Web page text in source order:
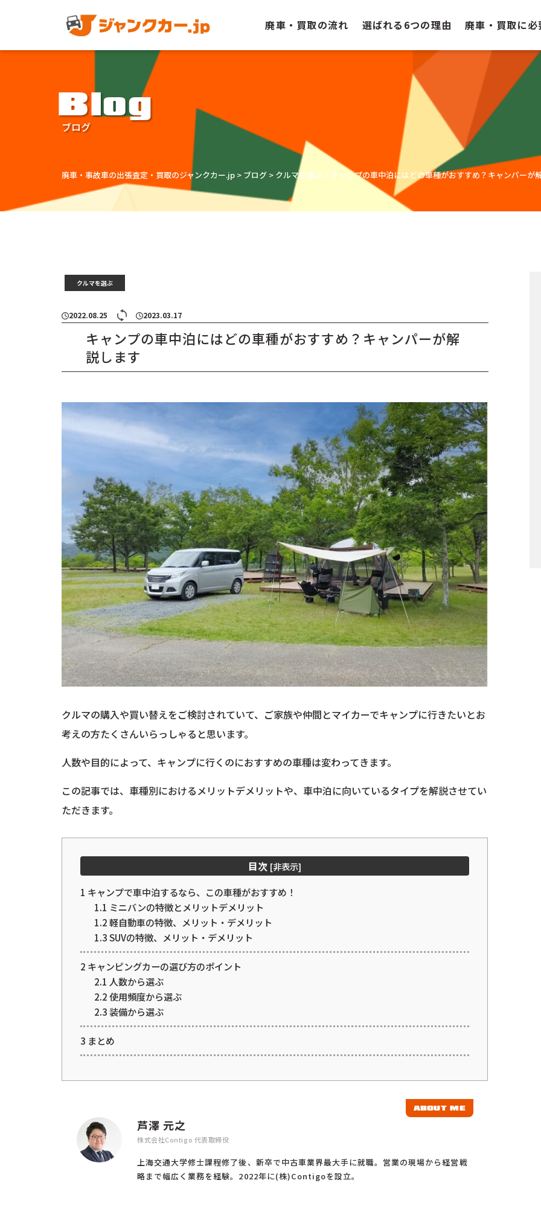
廃車・買取の流れ 選ばれる6つの理由 廃車・買取に必
Blog
ブログ
廃車・事故車の出張査定・買取のジャンクカー.jp > ブログ > クルマを選ぶ > キャンプの車中泊にはどの車種がおすすめ？キャンパーが
クルマを選ぶ
2022.08.25 2023.03.17
キャンプの車中泊にはどの車種がおすすめ？キャンパーが解
説します
クルマの購入や買い替えをご検討されていて、ご家族や仲間とマイカーでキャンプに行きたいとお
考えの方たくさんいらっしゃると思います。
人数や目的によって、キャンプに行くのにおすすめの車種は変わってきます。
この記事では、車種別におけるメリットデメリットや、車中泊に向いているタイプを解説させてい
ただきます。
目次 [非表示]
1 キャンプで車中泊するなら、この車種がおすすめ！
1.1 ミニバンの特徴とメリットデメリット
1.2軽自動車の特徴、メリット・デメリット
1.3SUVの特徴、メリット・デメリット
2 キャンピングカーの選び方のポイント
2.1 人数から選ぶ
2.2使用頻度から選ぶ
2.3装備から選ぶ
3 まとめ
ABOUT ME
芦澤 元之
株式会社Contigo 代表取締役
上海交通大学修士課程修了後、新卒で中古車業界最大手に就職。営業の現場から経営戦
略まで幅広く業務を経験。2022年に(株)Contigoを設立。